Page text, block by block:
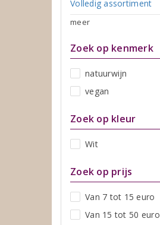
Volledig assortiment
meer
Zoek op kenmerk
natuurwijn
vegan
Zoek op kleur
Wit
Zoek op prijs
Van 7 tot 15 euro
Van 15 tot 50 euro